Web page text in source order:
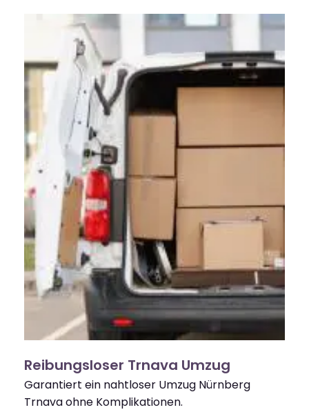
Reibungsloser Trnava Umzug
Garantiert ein nahtloser Umzug Nürnberg
Trnava ohne Komplikationen.